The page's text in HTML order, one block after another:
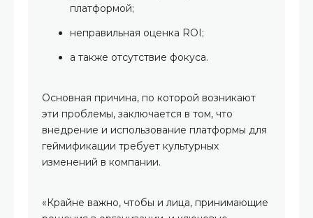
платформой;
неправильная оценка ROI;
а также отсутствие фокуса.
Основная причина, по которой возникают
эти проблемы, заключается в том, что
внедрение и использование платформы для
геймификации требует культурных
изменений в компании.
«Крайне важно, чтобы и лица, принимающие